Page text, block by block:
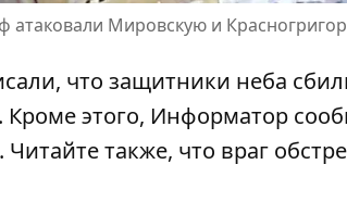
атаковали Мировскую и
что защитники неба
. Кроме этого, Информатор
Читайте также, что враг